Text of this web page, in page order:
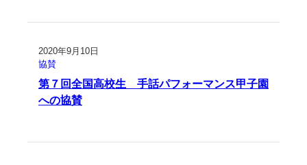
2020年9月10日
協賛
第７回全国高校生 手話パフォーマンス甲子園
への協賛